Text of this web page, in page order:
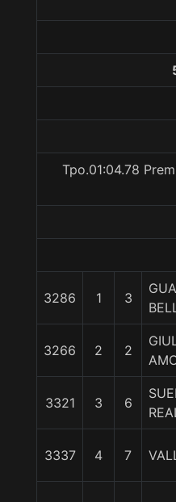
Tpo.01:04.78
3286 1 3
3266 2 2
3321 3 6
3337 4 7